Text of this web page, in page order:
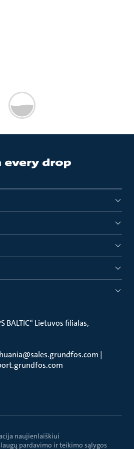
BALTIC“ Lietuvos filialas
|
naujienlaiškiui
pardavimo ir teikimo sąlygos